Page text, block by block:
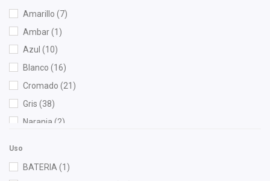
Dai(8)
Amarillo (7)
Ambar(1)
Azul (10)
Blanco (16)
Cromado (21)
Gris (38)
Naranja (2)
Uso
BATERIA (1)